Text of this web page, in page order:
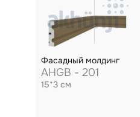
Фасадный молдинг
AHGB - 201
15*3 см